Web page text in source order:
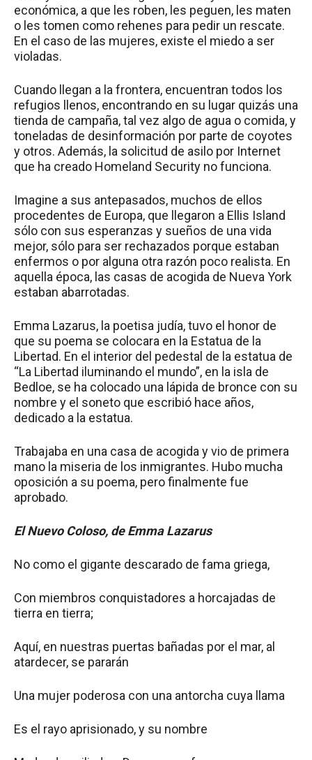
económica, a que les roben, les peguen, les maten
o les tomen como rehenes para pedir un rescate.
En el caso de las mujeres, existe el miedo a ser
violadas.
Cuando llegan a la frontera, encuentran todos los
refugios llenos, encontrando en su lugar quizás una
tienda de campaña, tal vez algo de agua o comida, y
toneladas de desinformación por parte de coyotes
y otros. Además, la solicitud de asilo por Internet
que ha creado Homeland Security no funciona.
Imagine a sus antepasados, muchos de ellos
procedentes de Europa, que llegaron a Ellis Island
sólo con sus esperanzas y sueños de una vida
mejor, sólo para ser rechazados porque estaban
enfermos o por alguna otra razón poco realista. En
aquella época, las casas de acogida de Nueva York
estaban abarrotadas.
Emma Lazarus, la poetisa judía, tuvo el honor de
que su poema se colocara en la Estatua de la
Libertad. En el interior del pedestal de la estatua de
“La Libertad iluminando el mundo”, en la isla de
Bedloe, se ha colocado una lápida de bronce con su
nombre y el soneto que escribió hace años,
dedicado a la estatua.
Trabajaba en una casa de acogida y vio de primera
mano la miseria de los inmigrantes. Hubo mucha
oposición a su poema, pero finalmente fue
aprobado.
El Nuevo Coloso, de Emma Lazarus
No como el gigante descarado de fama griega,
Con miembros conquistadores a horcajadas de
tierra en tierra;
Aquí, en nuestras puertas bañadas por el mar, al
atardecer, se pararán
Una mujer poderosa con una antorcha cuya llama
Es el rayo aprisionado, y su nombre